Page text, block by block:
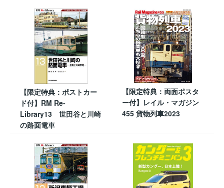
【限定特典：ポストカー
ド付】RM Re-
Library13 世田谷と川崎
の路面電車
【限定特典：両面ポスタ
ー付】レイル・マガジン
455 貨物列車2023